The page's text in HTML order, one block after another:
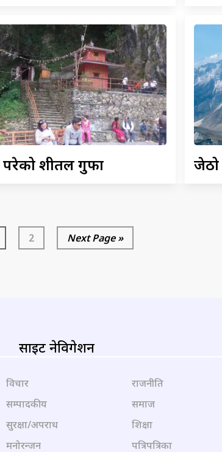
परेको शीतल गुफा जेठो
2 Next Page »
साइट नेविगेशन
विचार
सम्पादकीय
सुरक्षा/अपराध
मनोरन्जन
राजनीति
समाज
शिक्षा
पत्रिपत्रिका